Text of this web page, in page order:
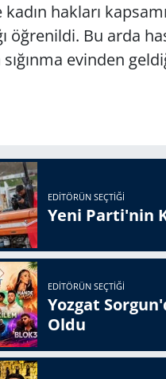
hakları
öğrenildi. Bu arda
sığınma evinden
EDITÖRÜN SEÇTIĞI
Yeni Parti'nin
EDITÖRÜN SEÇTIĞI
Yozgat
Oldu